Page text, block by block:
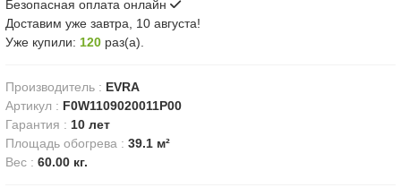
Безопасная оплата онлайн
Доставимуже завтра, 10 августа!
Уже купили: 120 раз(a).
Производитель : EVRA
Артикул : F0W1109020011P00
Гарантия : 10 лет
Площадь обогрева :39.1 м²
Вес :60.00 кг.